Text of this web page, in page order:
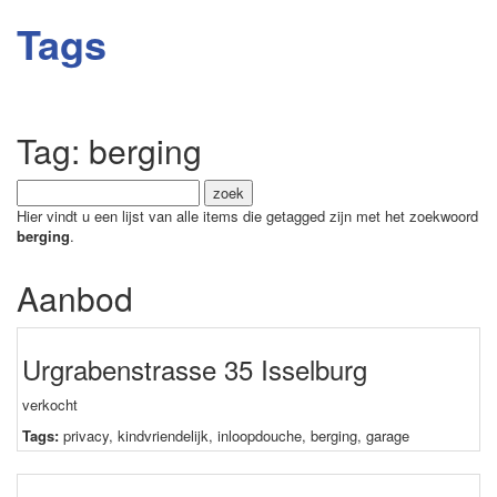
Tags
Tag: berging
Hier vindt u een lijst van alle items die getagged zijn met het zoekwoord
berging.
Aanbod
Urgrabenstrasse 35 Isselburg
verkocht
Tags: privacy, kindvriendelijk, inloopdouche, berging, garage